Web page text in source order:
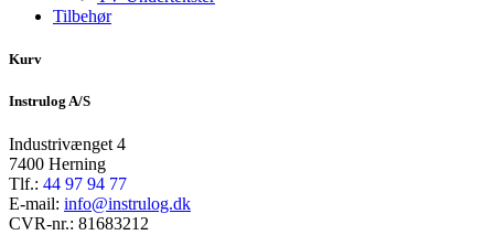
Tilbehør
Kurv
Instrulog A/S
Industrivænget 4
7400 Herning
Tlf.: 44 97 94 77
E-mail: info@instrulog.dk
CVR-nr.: 81683212